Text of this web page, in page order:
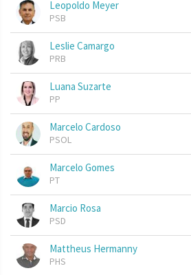
Leopoldo Meyer
PSB
Leslie Camargo
PRB
Luana Suzarte
PP
Marcelo Cardoso
PSOL
Marcelo Gomes
PT
Marcio Rosa
PSD
Mattheus Hermanny
PHS